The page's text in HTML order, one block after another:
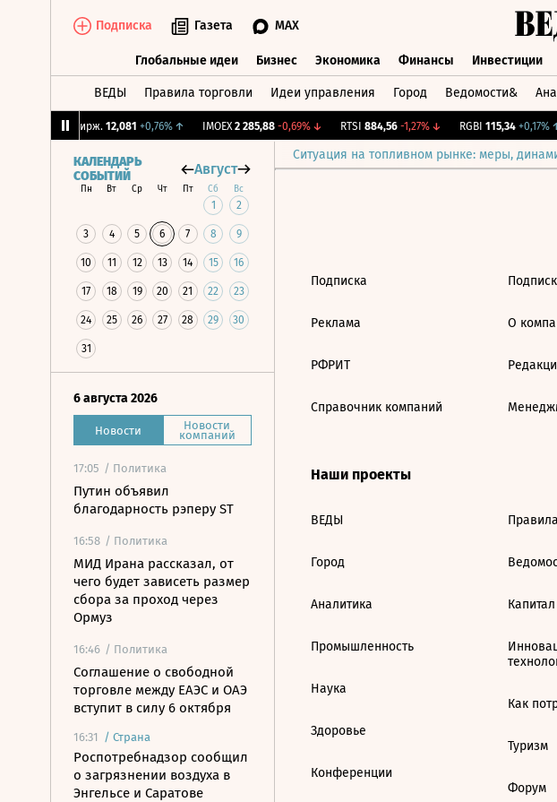
Подписка Газета MAX
Глобальные идеи Бизнес Экономика Финансы Инвестиции
ВЕДЫ Правила торговли Идеи управления Город Ведомости&
CNY Бирж. 12,081 +0,76%↑ IMOEX 2 285,88 -0,69%↓ RTSI 884,56 -1,27%↓ RGBI 115,34 +0,17%↑
Ситуация на топливном рынке: меры,
КАЛЕНДАРЬ
СОБЫТИЙ
Август
Пн Вт Ср Чт Пт Сб Вс
1 2
3 4 5 6 7 8 9
10 11 12 13 14 15 16
17 18 19 20 21 22 23
24 25 26 27 28 29 30
31
6 августа 2026
Новости Новости
компаний
17:05 / Политика
Путин объявил
благодарность рэперу ST
16:58 / Политика
МИД Ирана рассказал, от
чего будет зависеть размер
сбора за проход через
Ормуз
16:46 / Политика
Соглашение о свободной
торговле между ЕАЭС и ОАЭ
вступит в силу 6 октября
16:31 / Страна
Роспотребнадзор сообщил
о загрязнении воздуха в
Энгельсе и Саратове
Подписка
Реклама
РФРИТ
Справочник компаний
О
Наши проекты
ВЕДЫ
Город
Аналитика
Промышленность
Наука
Здоровье
Конференции
Капитал
Как
Туризм
Форум